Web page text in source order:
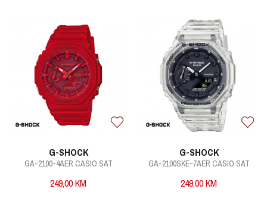
G-SHOCK
GA-2100-4AER CASIO SAT
249,00KM
G-SHOCK
GA-2100SKE-7AER CASIO SAT
249,00KM